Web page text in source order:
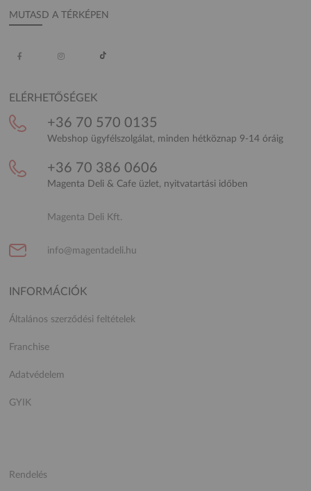
MUTASD A TÉRKÉPEN
ELÉRHETŐSÉGEK
+36 70 570 0135
Webshop ügyfélszolgálat, minden hétköznap 9-14 óráig
+36 70 386 0606
Magenta Deli & Cafe üzlet, nyitvatartási időben
Magenta Deli Kft.
info@magentadeli.hu
INFORMÁCIÓK
Általános szerződési feltételek
Franchise
Adatvédelem
GYIK
Rendelés